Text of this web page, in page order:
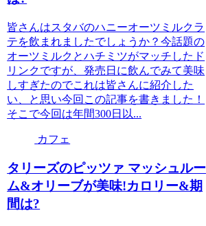
皆さんはスタバのハニーオーツミルクラ
テを飲まれましたでしょうか？今話題の
オーツミルクとハチミツがマッチしたド
リンクですが、発売日に飲んでみて美味
しすぎたのでこれは皆さんに紹介した
い、と思い今回この記事を書きました！
そこで今回は年間300日以...
カフェ
タリーズのピッツァ マッシュルー
ム&オリーブが美味!カロリー&期
間は?